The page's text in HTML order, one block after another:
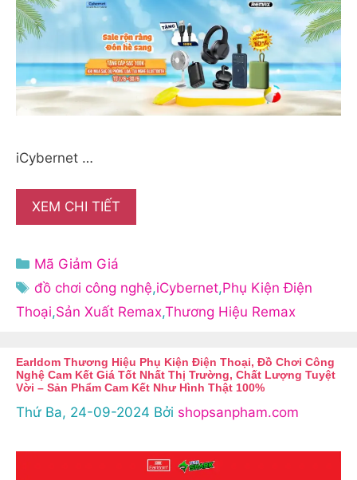
iCybernet …
XEM CHI TIẾT
Danh
mục
Mã Giảm Giá
Thẻ
đồ chơi công nghệ,iCybernet,Phụ Kiện Điện
Thoại,Sản Xuất Remax,Thương Hiệu Remax
Earldom Thương Hiệu Phụ Kiện Điện Thoại, Đồ Chơi Công
Nghệ Cam Kết Giá Tốt Nhất Thị Trường, Chất Lượng Tuyệt
Vời – Sản Phẩm Cam Kết Như Hình Thật 100%
Thứ Ba, 24-09-2024 Bởi shopsanpham.com